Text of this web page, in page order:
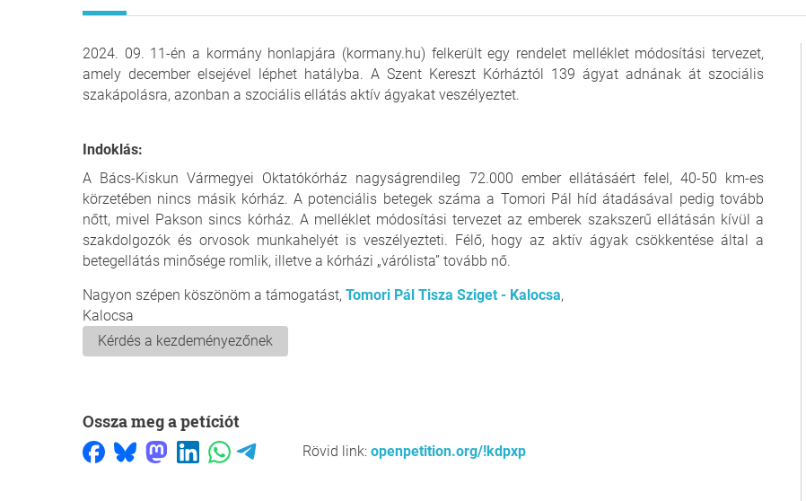
2024. 09. 11-én a kormány honlapjára (kormany.hu) felkerült egy rendelet melléklet módosítási tervezet,
amely december elsejével léphet hatályba. A Szent Kereszt Kórháztól 139 ágyat adnának át szociális
szakápolásra, azonban a szociális ellátás aktív ágyakat veszélyeztet.
Indoklás:
A Bács-Kiskun Vármegyei Oktatókórház nagyságrendileg 72.000 ember ellátásáért felel, 40-50 km-es
körzetében nincs másik kórház. A potenciális betegek száma a Tomori Pál híd átadásával pedig tovább
nőtt, mivel Pakson sincs kórház. A melléklet módosítási tervezet az emberek szakszerű ellátásán kívül a
szakdolgozók és orvosok munkahelyét is veszélyezteti. Félő, hogy az aktív ágyak csökkentése által a
betegellátás minősége romlik, illetve a kórházi „várólista” tovább nő.
Nagyon szépen köszönöm a támogatást, Tomori Pál Tisza Sziget - Kalocsa,
Kalocsa
Kérdés a kezdeményezőnek
Ossza meg a petíciót
Rövid link: openpetition.org/!kdpxp